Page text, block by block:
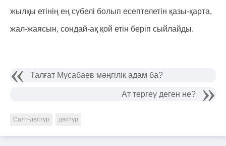
жылқы етінің ең сүбелі болып есептелетін қазы-қарта,
жал-жаясын, сондай-ақ қой етін беріп сыйлайды.
Талғат Мұсабаев мәңгілік адам ба?
Ат тергеу деген не?
Салт-дәстүр дәстүр